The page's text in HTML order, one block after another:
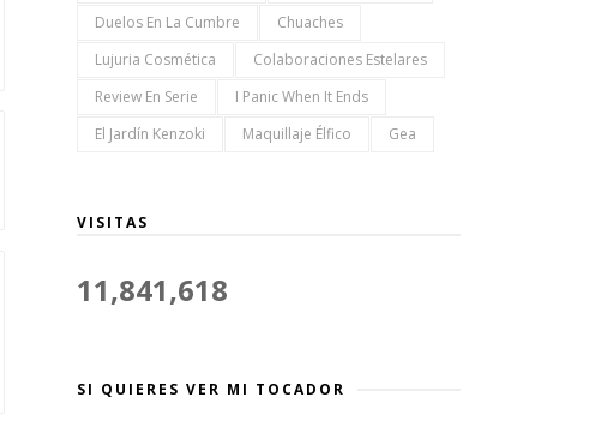
Duelos En La Cumbre
Chuaches
Lujuria Cosmética
Colaboraciones Estelares
Review En Serie
I Panic When It Ends
El Jardín Kenzoki
Maquillaje Élfico Gea
VISITAS
11,841,618
SI QUIERES VER MI TOCADOR